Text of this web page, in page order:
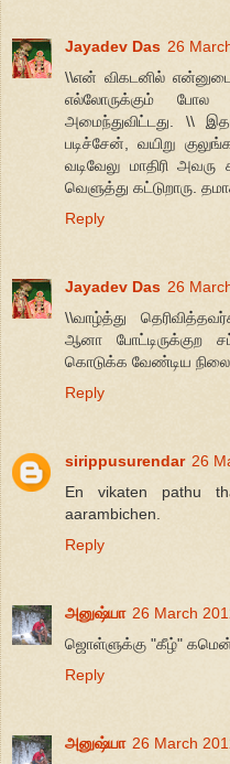
Jayadev Das 26
\\என் விகடனில்
எல்லோருக்கும் போல
அமைந்துவிட்டது. \\
படிச்சேன், வயிறு
வடிவேலு மாதிரி
வெளுத்து கட்டுறாரு.
Reply
Jayadev Das 26
\\வாழ்த்து
ஆனா போட்டிருக்குற
கொடுக்க வேண்டிய
Reply
sirippusurendar 26
En vikaten pathu
aarambichen.
Reply
அனுஷ்யா 26 March
ஜொள்ளுக்கு "கீழ்"
Reply
அனுஷ்யா 26 March